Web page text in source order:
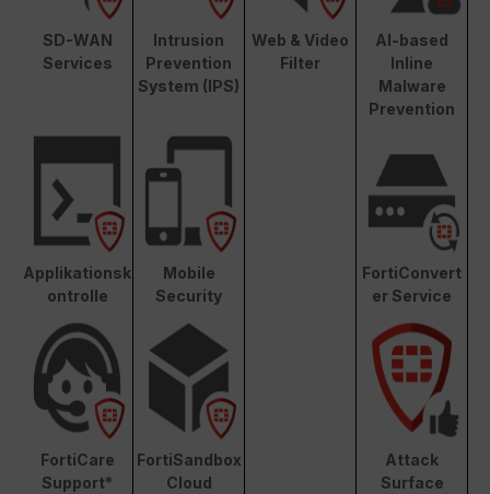
SD-WAN
Services
Intrusion
Prevention
System (IPS)
Web & Video
Filter
AI-based
Inline
Malware
Prevention
Applikationsk
ontrolle
Mobile
Security
FortiConvert
er Service
FortiCare
Support*
FortiSandbox
Cloud
Attack
Surface